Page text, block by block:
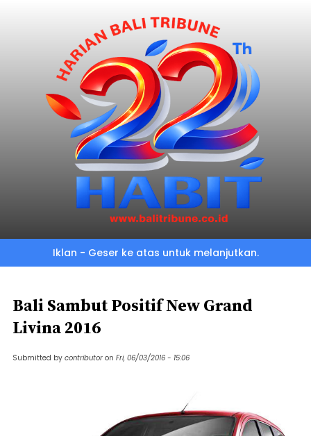
Iklan - Geser ke atas untuk melanjutkan.
Bali Sambut Positif New Grand
Livina 2016
Submitted by contributor on Fri, 06/03/2016 - 15:06